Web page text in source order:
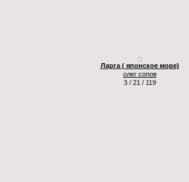
Ларга ( японское море)
олег сопов
3 / 21 / 119